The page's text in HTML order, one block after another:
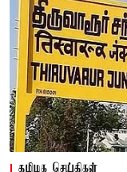
தமிழக செய்திகள்